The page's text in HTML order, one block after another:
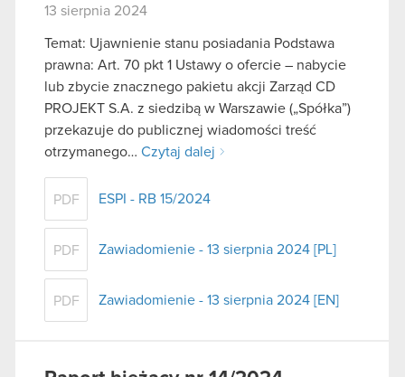
13 sierpnia 2024
Temat: Ujawnienie stanu posiadania Podstawa
prawna: Art. 70 pkt 1 Ustawy o ofercie – nabycie
lub zbycie znacznego pakietu akcji Zarząd CD
PROJEKT S.A. z siedzibą w Warszawie („Spółka”)
przekazuje do publicznej wiadomości treść
otrzymanego… Czytaj dalej
PDF ESPI - RB 15/2024
PDF Zawiadomienie - 13 sierpnia 2024 [PL]
PDF Zawiadomienie - 13 sierpnia 2024 [EN]